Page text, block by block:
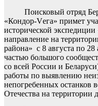
Поисковый отряд
«Кондор-Vега» примет
исторической
направление на
района» с 8 августа по 28
частью большого
со всей России и
работы по выявлению
непогребенных останков
Отечества на территории